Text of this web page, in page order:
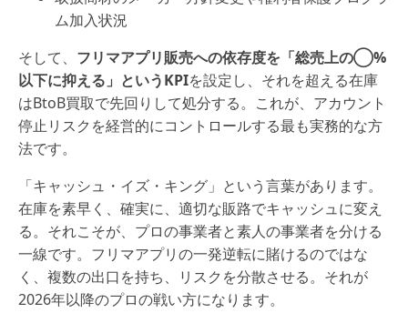
ム加入状況
そして、 フリマアプリ販売への依存度を「総売上の◯%
以下に抑える」というKPIを設定し、それを超える在庫
はBtoB買取で先回りして処分する。これが、アカウント
停止リスクを経営的にコントロールする最も実務的な方
法です。
「キャッシュ・イズ・キング」という言葉があります。
在庫を素早く、確実に、適切な販路でキャッシュに変え
る。それこそが、プロの事業者と素人の事業者を分ける
一線です。フリマアプリの一発逆転に賭けるのではな
く、複数の出口を持ち、リスクを分散させる。それが
2026年以降のプロの戦い方になります。